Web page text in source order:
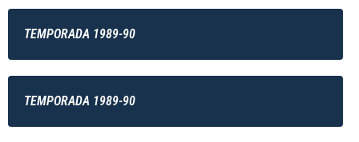
TEMPORADA 1989-90
TEMPORADA 1989-90